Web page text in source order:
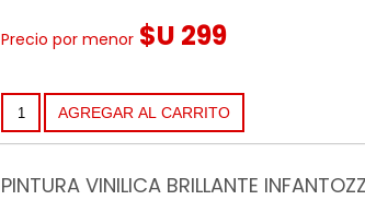
Precio por menor $U 299
PINTURA VINILICA BRILLANTE